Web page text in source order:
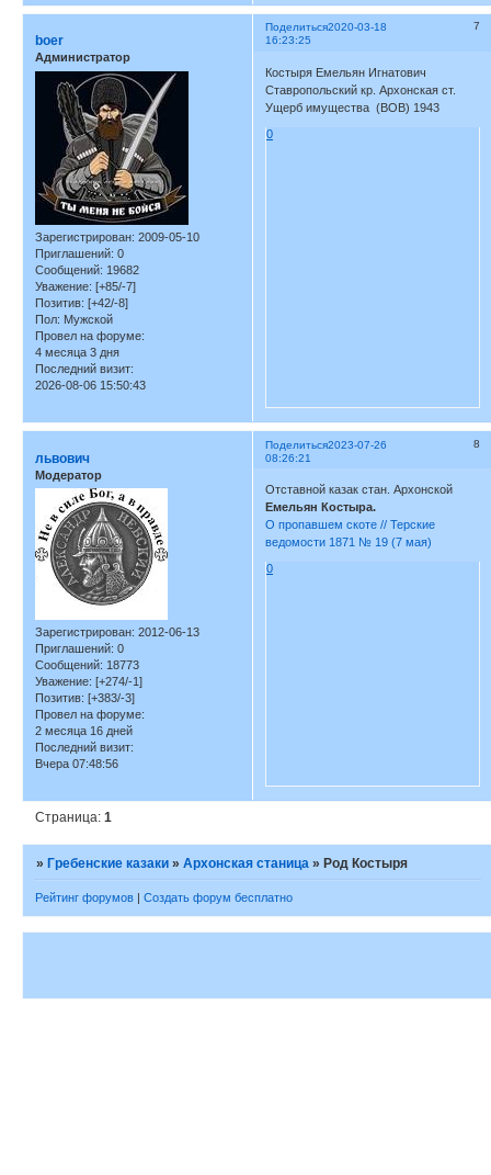
Поделиться 7
2020-03-18
16:23:25
boer
Администратор
Зарегистрирован: 2009-05-10
Приглашений: 0
Сообщений: 19682
Уважение: [+85/-7]
Позитив: [+42/-8]
Пол: Мужской
Провел на форуме:
4 месяца 3 дня
Последний визит:
2026-08-06 15:50:43
Костыря Емельян Игнатович
Ставропольский кр. Архонская ст.
Ущерб имущества (ВОВ) 1943
0
Поделиться 8
2023-07-26
08:26:21
львович
Модератор
Зарегистрирован: 2012-06-13
Приглашений: 0
Сообщений: 18773
Уважение: [+274/-1]
Позитив: [+383/-3]
Провел на форуме:
2 месяца 16 дней
Последний визит:
Вчера 07:48:56
Отставной казак стан. Архонской
Емельян Костыра.
О пропавшем скоте // Терские
ведомости 1871 № 19 (7 мая)
0
Страница:1
»Гребенские казаки »Архонская станица »Род Костыря
Рейтинг форумов | Создать форум бесплатно